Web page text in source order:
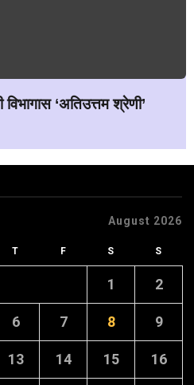
विभागास ‘अतिउत्तम श्रेणी’
August 2026
T F S S
1 2
6 7 8 9
13 14 15 16